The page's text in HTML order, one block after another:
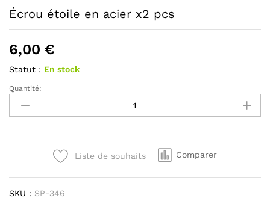
Écrou étoile en acier x2 pcs
6,00 €
Statut : En stock
Écrou
étoile
en
Quantité:
Liste de souhaits Comparer
SKU : SP-346